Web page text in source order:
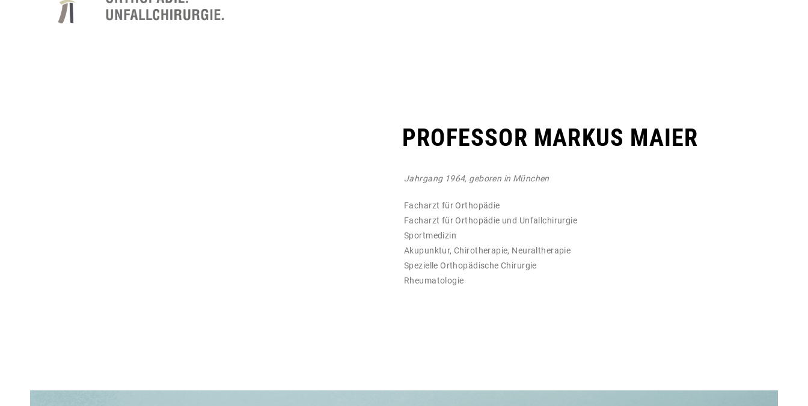
PROFESSOR MARKUS MAIER
Jahrgang 1964, geboren in München
Facharzt für Orthopädie
Facharzt für Orthopädie und Unfallchirurgie
Sportmedizin
Akupunktur, Chirotherapie, Neuraltherapie
Spezielle Orthopädische Chirurgie
Rheumatologie